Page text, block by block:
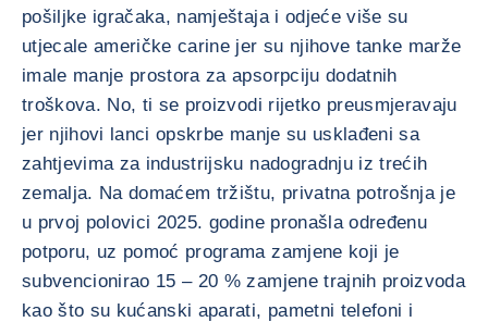
pošiljke igračaka, namještaja i odjeće više su
utjecale američke carine jer su njihove tanke marže
imale manje prostora za apsorpciju dodatnih
troškova. No, ti se proizvodi rijetko preusmjeravaju
jer njihovi lanci opskrbe manje su usklađeni sa
zahtjevima za industrijsku nadogradnju iz trećih
zemalja. Na domaćem tržištu, privatna potrošnja je
u prvoj polovici 2025. godine pronašla određenu
potporu, uz pomoć programa zamjene koji je
subvencionirao 15 – 20 % zamjene trajnih proizvoda
kao što su kućanski aparati, pametni telefoni i